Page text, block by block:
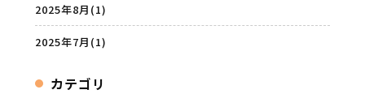
2025年8月 (1)
2025年7月 (1)
カテゴリ